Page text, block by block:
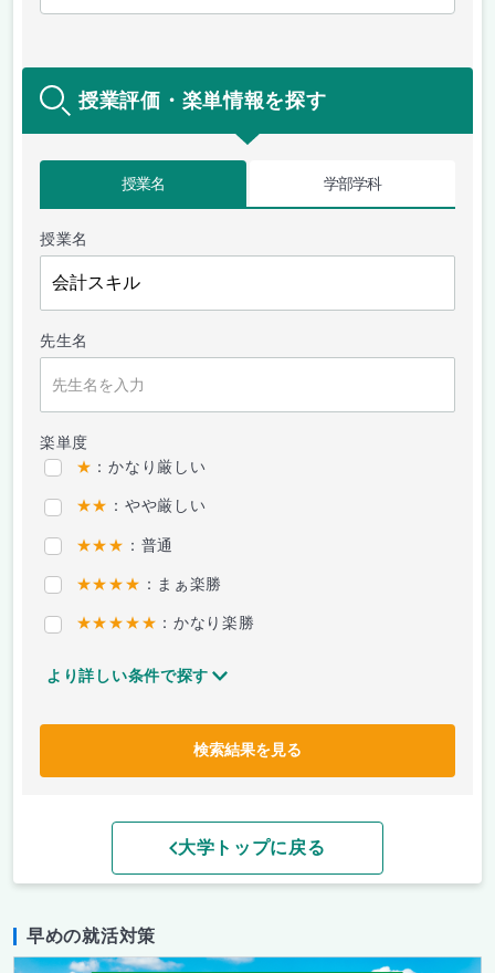
授業評価・楽単情報を探す
授業名 学部学科
授業名
先生名
楽単度
★ ：かなり厳しい
★★ ：やや厳しい
★★★ ：普通
★★★★ ：まぁ楽勝
★★★★★ ：かなり楽勝
より詳しい条件で探す
検索結果を見る
大学トップに戻る
早めの就活対策